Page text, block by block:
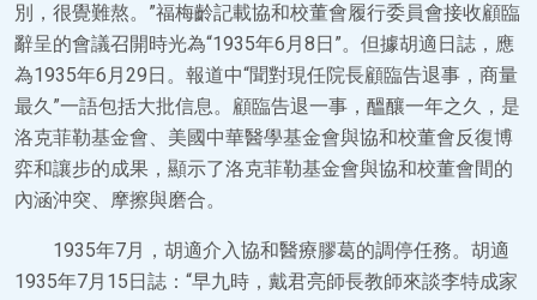
別，很覺難熬。”福梅齡記載協和校董會履行委員會接收顧臨
辭呈的會議召開時光為“1935年6月8日”。但據胡適日誌，應
為1935年6月29日。報道中“聞對現任院長顧臨告退事，商量
最久”一語包括大批信息。顧臨告退一事，醞釀一年之久，是
洛克菲勒基金會、美國中華醫學基金會與協和校董會反復博
弈和讓步的成果，顯示了洛克菲勒基金會與協和校董會間的
內涵沖突、摩擦與磨合。
1935年7月，胡適介入協和醫療膠葛的調停任務。胡適
1935年7月15日誌：“早九時，戴君亮師長教師來談李特成家